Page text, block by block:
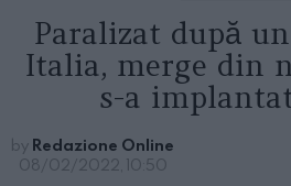
Paralizat după
Italia, merge din
s-a
by Redazione Online
08/02/2022, 10:50